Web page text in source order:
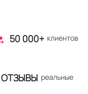
50 000+ клиентов
ОТЗЫВЫ реальные